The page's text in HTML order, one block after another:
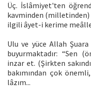
Üç. İslâmiyet'ten
kavminden (milletinden)
ilgili âyet-i kerime
Ulu ve yüce Allah
buyurmaktadır: “Sen
inzar et. (Şirkten
bakımından çok
lâzım...